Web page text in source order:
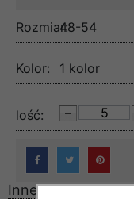
Rozmiar:48-54
Kolor: 1 kolor
lość:
Inne produkty